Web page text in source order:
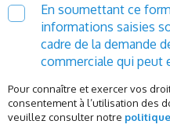
En soumettant ce
informations saisies
cadre de la demande
commerciale qui peut
Pour connaître et exercer vos
consentement à l’utilisation des
veuillez consulter notre